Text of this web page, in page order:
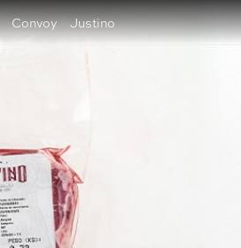
Convoy Justino